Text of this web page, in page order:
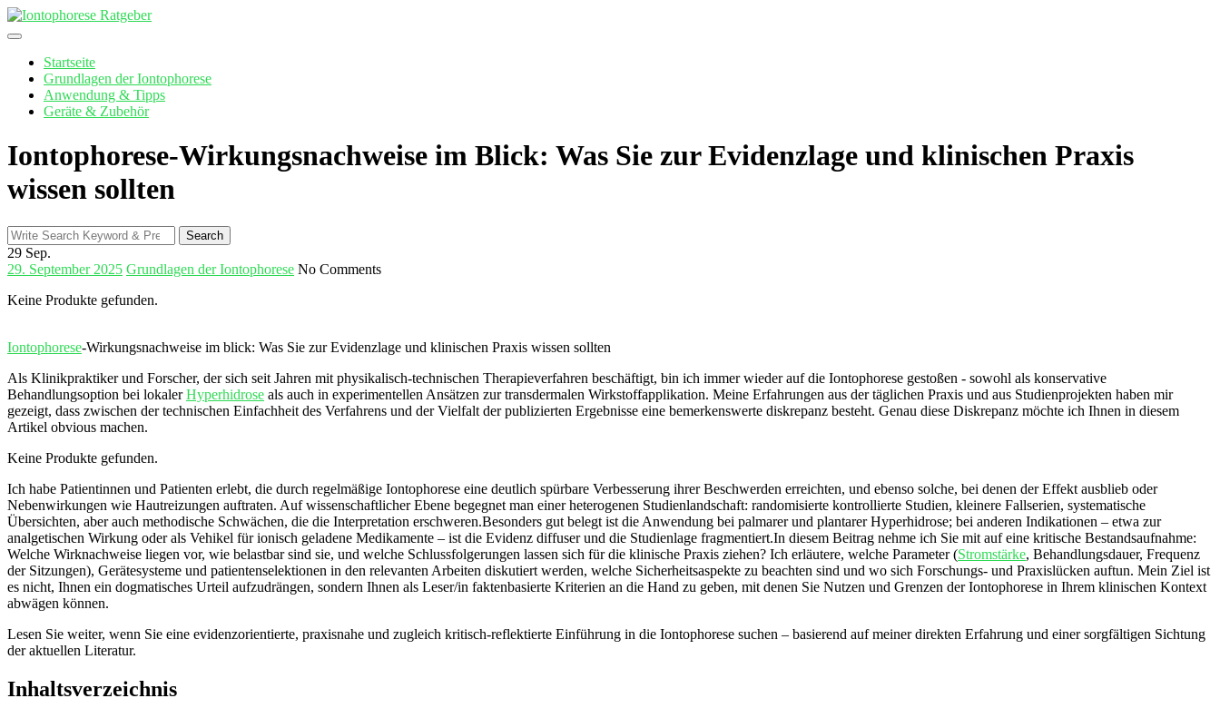
Skip
to
Startseite
Grundlagen der Iontophorese
Anwendung & Tipps
Geräte & Zubehör
Iontophorese-Wirkungsnachweise im Blick: Was Sie zur Evidenzlage und klinischen Praxis
wissen sollten
Search
for:
Search
29 Sep.
29. September 2025 Grundlagen der Iontophorese No Comments
Keine Produkte gefunden.
Iontophorese-Wirkungsnachweise⁤ im​ blick: Was Sie zur Evidenzlage und klinischen Praxis wissen sollten
Als Klinikpraktiker und Forscher, der sich seit Jahren mit physikalisch-technischen Therapieverfahren beschäftigt, bin ich immer wieder auf ​die Iontophorese gestoßen ⁢- sowohl ‍als konservative
Behandlungsoption bei lokalerHyperhidrose als auch in experimentellen Ansätzen zur‌ transdermalen Wirkstoffapplikation. ⁢Meine Erfahrungen​ aus der täglichen⁣ Praxis und⁢ aus Studienprojekten haben mir
gezeigt, dass zwischen der technischen Einfachheit des Verfahrens und der Vielfalt der publizierten ‍Ergebnisse⁤ eine⁢ bemerkenswerte diskrepanz besteht. Genau diese Diskrepanz ​möchte ich Ihnen in diesem
Artikel ‌obvious machen.
Keine Produkte gefunden.
Ich habe Patientinnen‍ und ⁢Patienten erlebt, die⁣ durch regelmäßige Iontophorese eine deutlich spürbare Verbesserung ihrer Beschwerden erreichten, und ebenso solche, bei denen der ⁢Effekt ausblieb oder
Nebenwirkungen wie ​Hautreizungen auftraten. ⁣Auf wissenschaftlicher Ebene begegnet man einer heterogenen Studienlandschaft:​ randomisierte kontrollierte Studien, kleinere Fallserien, systematische
Übersichten, aber auch‌ methodische Schwächen, ‍die die‌ Interpretation erschweren.Besonders gut belegt ist die Anwendung ⁢bei palmarer und plantarer Hyperhidrose; bei anderen Indikationen – etwa zur
analgetischen Wirkung oder als⁣ Vehikel ‍für ​ionisch ⁣geladene Medikamente – ist die Evidenz diffuser und die Studienlage fragmentiert.In ⁣diesem Beitrag nehme ich Sie mit auf eine‍ kritische Bestandsaufnahme:
⁢Welche Wirknachweise liegen vor, wie belastbar sind sie, und welche ‍Schlussfolgerungen lassen sich ‍für​ die klinische Praxis ziehen? Ich erläutere,​ welche Parameter (Stromstärke, Behandlungsdauer, Frequenz
der Sitzungen), Gerätesysteme und⁢ patientenselektionen in den relevanten‍ Arbeiten diskutiert werden, ⁣welche Sicherheitsaspekte zu beachten sind und wo sich Forschungs- und Praxislücken‍ auftun. Mein Ziel ist
es​ nicht, Ihnen ein dogmatisches Urteil aufzudrängen, sondern Ihnen als Leser/in faktenbasierte Kriterien an die Hand zu⁣ geben, ​mit denen Sie Nutzen und Grenzen der Iontophorese in Ihrem klinischen Kontext
abwägen können.
Lesen Sie weiter, wenn Sie eine evidenzorientierte, praxisnahe und zugleich kritisch-reflektierte ⁤Einführung ‍in ⁤die Iontophorese suchen – basierend auf meiner direkten Erfahrung und einer sorgfältigen Sichtung‍
der aktuellen ​Literatur.
Inhaltsverzeichnis